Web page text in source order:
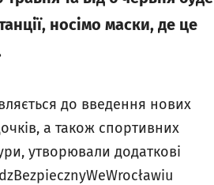
носімо маски, де це
до введення нових
а також спортивних
утворювали додаткові